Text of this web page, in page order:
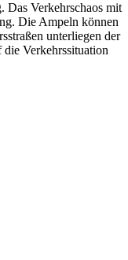
Verkehrschaos mit
Die Ampeln können
unterliegen der
Verkehrssituation